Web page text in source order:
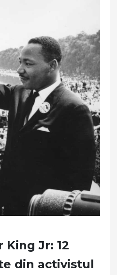
Jr: 12
din activistul